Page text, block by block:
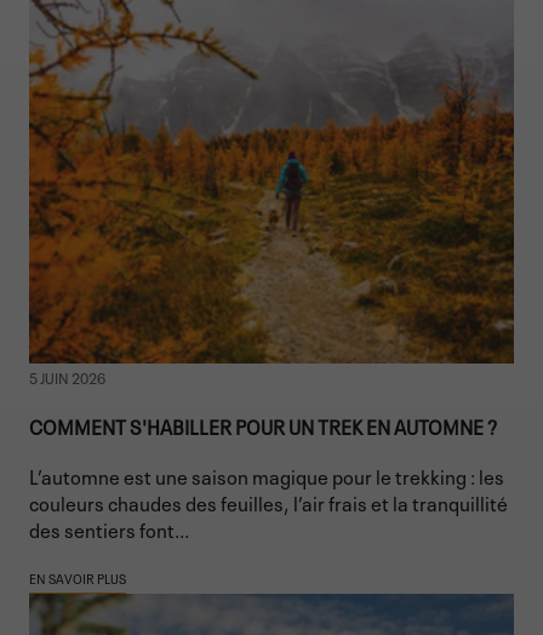
5 JUIN 2026
COMMENT S'HABILLER POUR UN TREK EN AUTOMNE ?
L’automne est une saison magique pour le trekking : les
couleurs chaudes des feuilles, l’air frais et la tranquillité
des sentiers font...
EN SAVOIR PLUS